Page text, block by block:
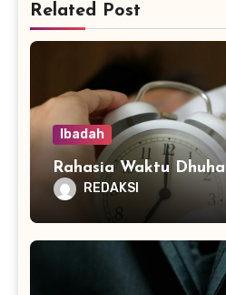
Related Post
Ibadah
Rahasia Waktu Dhuha
REDAKSI